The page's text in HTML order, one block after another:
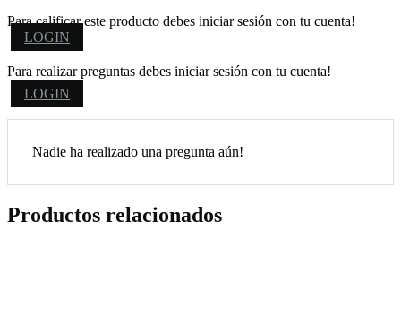
Para calificar este producto debes iniciar sesión con tu cuenta!
LOGIN
Para realizar preguntas debes iniciar sesión con tu cuenta!
LOGIN
Nadie ha realizado una pregunta aún!
Productos relacionados